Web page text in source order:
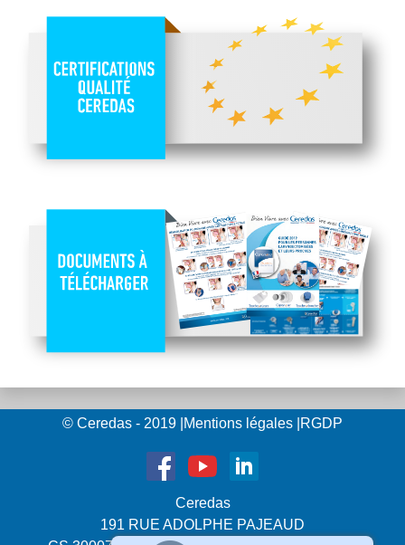
© Ceredas - 2019 Mentions légales RGDP
Ceredas
191 RUE ADOLPHE PAJEAUD